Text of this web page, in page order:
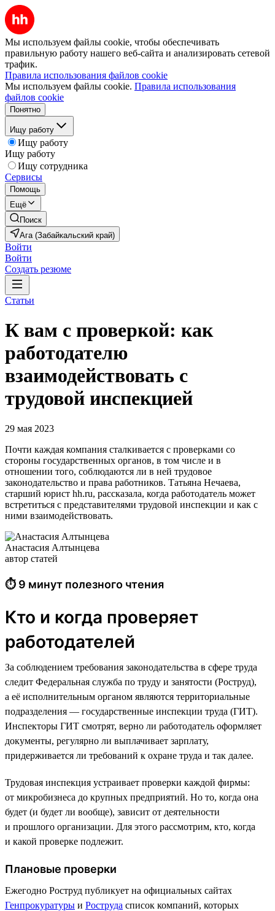
Мы используем файлы cookie, чтобы обеспечивать
правильную работу нашего веб-сайта и анализировать сетевой
трафик.
Правила использования файлов cookie
Мы используем файлы cookie. Правила использования
файлов cookie
Понятно
Ищу работу
Ищу работу
Ищу работу
Ищу сотрудника
Сервисы
Помощь
Ещё
Поиск
Ага (Забайкальский край)
Войти
Войти
Создать резюме
Статьи
К вам с проверкой: как
работодателю
взаимодействовать с
трудовой инспекцией
29 мая 2023
Почти каждая компания сталкивается с проверками со
стороны государственных органов, в том числе и в
отношении того, соблюдаются ли в ней трудовое
законодательство и права работников. Татьяна Нечаева,
старший юрист hh.ru, рассказала, когда работодатель может
встретиться с представителями трудовой инспекции и как с
ними взаимодействовать.
Анастасия Алтынцева
автор статей
⏱ 9 минут полезного чтения
Кто и когда проверяет
работодателей
За соблюдением требования законодательства в сфере труда
следит Федеральная служба по труду и занятости (Роструд),
а её исполнительным органом являются территориальные
подразделения — государственные инспекции труда (ГИТ).
Инспекторы ГИТ смотрят, верно ли работодатель оформляет
документы, регулярно ли выплачивает зарплату,
придерживается ли требований к охране труда и так далее.
Трудовая инспекция устраивает проверки каждой фирмы:
от микробизнеса до крупных предприятий. Но то, когда она
будет (и будет ли вообще), зависит от деятельности
и прошлого организации. Для этого рассмотрим, кто, когда
и какой проверке подлежит.
Плановые проверки
Ежегодно Роструд публикует на официальных сайтах
Генпрокуратуры и Роструда список компаний, которых